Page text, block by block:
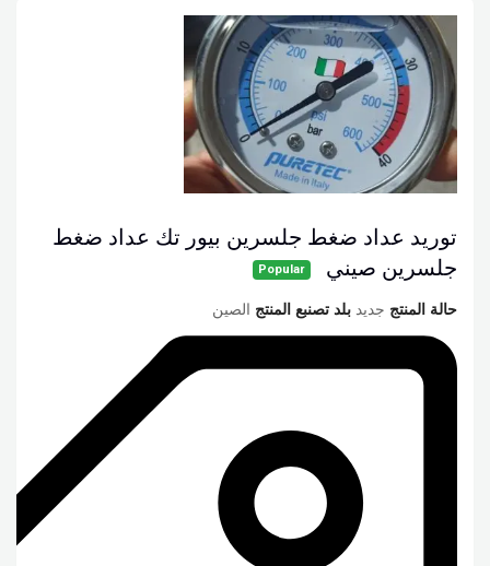
توريد عداد ضغط جلسرين بيور تك عداد ضغط
جلسرين صيني
Popular
حالة المنتج جديد بلد تصنبع المنتج الصين